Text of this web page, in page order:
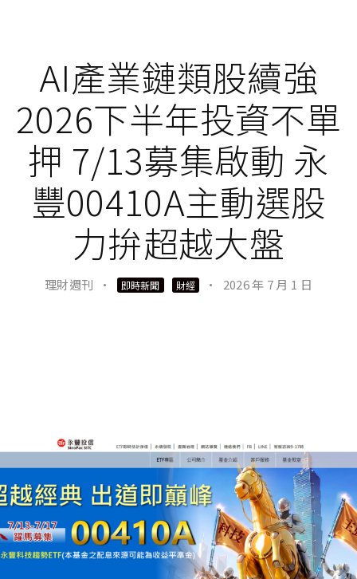
AI產業鏈類股續強
2026下半年投資不單
押 7/13募集啟動 永
豐00410A主動選股
力拚超越大盤
理財週刊 · 即時新聞 財經 · 2026 年 7 月 1 日